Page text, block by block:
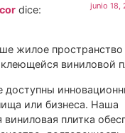
dice: junio 18,
жилое пространство
виниловой
доступны
или бизнеса. Наша
плитка